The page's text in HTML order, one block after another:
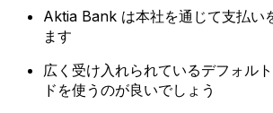
Aktia Bank は本社を通じて支払い
ます
広く受け入れられているデフォル
ドを使うのが良いでしょう